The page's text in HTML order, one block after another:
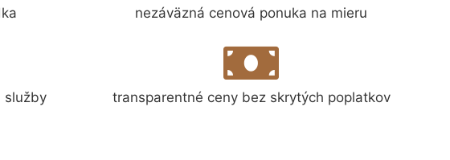
nezáväzná cenová ponuka na mieru
služby transparentné ceny bez skrytých poplatkov